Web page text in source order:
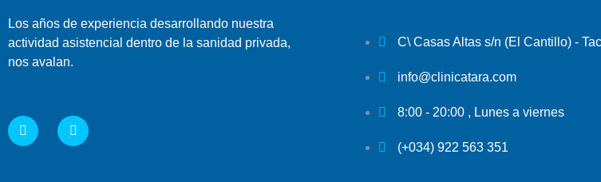
Los años de experiencia desarrollando nuestra
actividad asistencial dentro de la sanidad privada,
nos avalan.
C\ Casas Altas s/n (El Cantillo) -
info@clinicatara.com
8:00 - 20:00 , Lunes a viernes
(+034) 922 563 351